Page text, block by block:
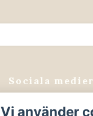
Sociala medier
Facebook
Vi använder